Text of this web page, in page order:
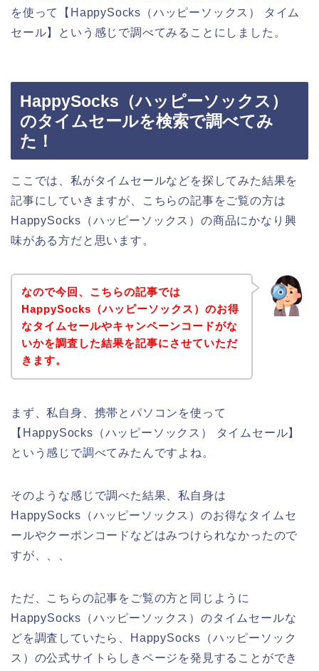
を使って【HappySocks（ハッピーソックス） タイム
セール】という感じで調べてみることにしました。
HappySocks（ハッピーソックス）
のタイムセールを検索で調べてみ
た！
ここでは、私がタイムセールなどを探してみた結果を
記事にしていきますが、こちらの記事をご覧の方は
HappySocks（ハッピーソックス）の商品にかなり興
味がある方だと思います。
なので今回、こちらの記事では
HappySocks（ハッピーソックス）のお得
なタイムセールやキャンペーンコードがな
いかを調査した結果を記事にさせていただ
きます。
まず、私自身、携帯とパソコンを使って
【HappySocks（ハッピーソックス） タイムセール】
という感じで調べてみたんですよね。
そのような感じで調べた結果、私自身は
HappySocks（ハッピーソックス）のお得なタイムセ
ールやクーポンコードなどはみつけられなかったので
すが、、、
ただ、こちらの記事をご覧の方と同じように
HappySocks（ハッピーソックス）のタイムセールな
どを調査していたら、HappySocks（ハッピーソック
ス）の公式サイトらしきページを発見することができ